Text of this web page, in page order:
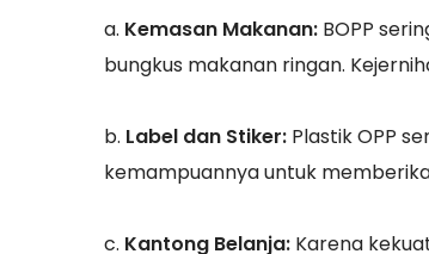
a. Kemasan Makanan: BOPP
bungkus makanan ringan.
b. Label dan Stiker: Plastik OPP
kemampuannya untuk
c. Kantong Belanja: Karena